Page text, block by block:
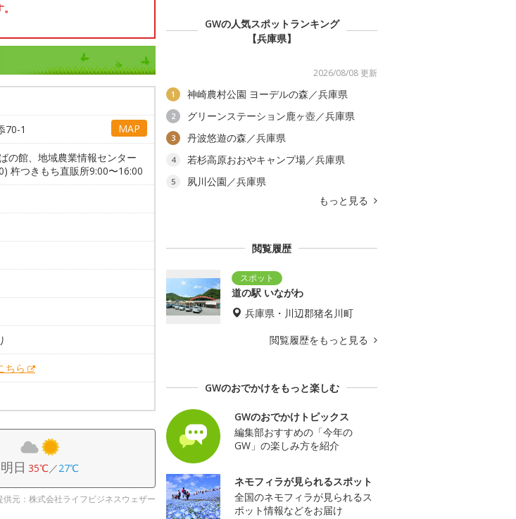
70-1 MAP
の館、地域農業情報センター
杵つきもち直販所9:00〜16:00
ちら
明日 35℃／27℃
供元：株式会社ライフビジネスウェザー
GWの人気スポットランキング
【兵庫県】
2026/08/08 更新
1 神崎農村公園 ヨーデルの森／兵庫県
2 グリーンステーション鹿ヶ壺／兵庫県
3 丹波悠遊の森／兵庫県
4 若杉高原おおやキャンプ場／兵庫県
5
夙川公園／兵庫県
もっと見る
閲覧履歴
道の駅 いながわ
兵庫県・川辺郡猪名川町
閲覧履歴をもっと見る
GWのおでかけをもっと楽しむ
GWのおでかけトピックス
編集部おすすめの「今年の
GW」の楽しみ方を紹介
ネモフィラが見られるスポット
全国のネモフィラが見られるス
ポット情報などをお届け